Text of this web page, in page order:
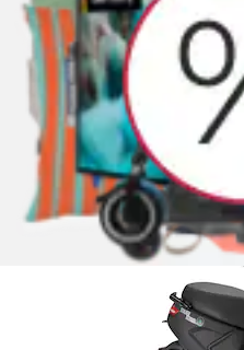
E-Mofaroller
mit Straßenzul., 2
Blu:s
Ursprünglicher Preis
250,90 €
Aktueller Preis